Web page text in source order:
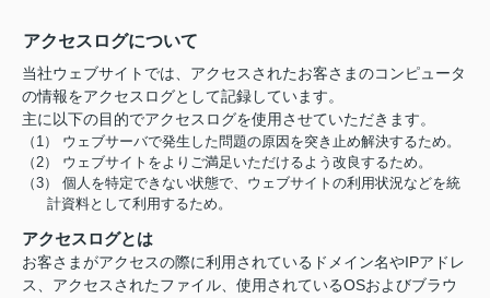
アクセスログについて
当社ウェブサイトでは、アクセスされたお客さまのコンピュータ
の情報をアクセスログとして記録しています。
主に以下の目的でアクセスログを使用させていただきます。
（1） ウェブサーバで発生した問題の原因を突き止め解決するため。
（2） ウェブサイトをよりご満足いただけるよう改良するため。
（3） 個人を特定できない状態で、ウェブサイトの利用状況などを統
計資料として利用するため。
アクセスログとは
お客さまがアクセスの際に利用されているドメイン名やIPアドレ
ス、アクセスされたファイル、使用されているOSおよびブラウ